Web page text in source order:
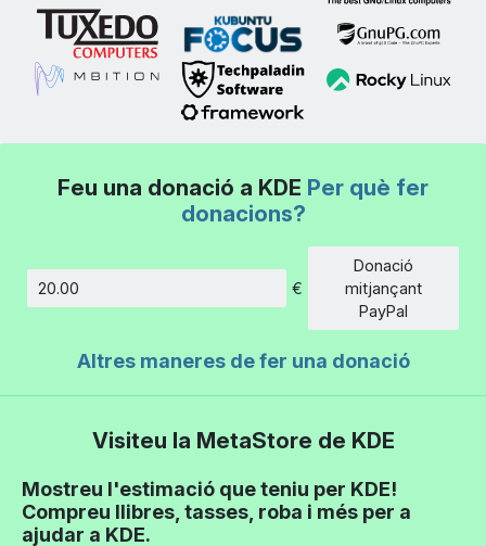
Feu una donació a KDE Per què fer
donacions?
€
Donació
mitjançant
PayPal
Altres maneres de fer una donació
Visiteu la MetaStore de KDE
Mostreu l'estimació que teniu per KDE!
Compreu llibres, tasses, roba i més per a
ajudar a KDE.